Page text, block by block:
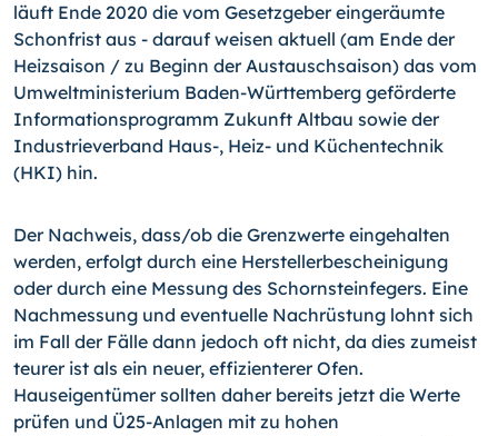
läuft Ende 2020 die vom Gesetzgeber eingeräumte
Schonfrist aus - darauf weisen aktuell (am Ende der
Heizsaison / zu Beginn der Austauschsaison) das vom
Umweltministerium Baden-Württemberg geförderte
Informationsprogramm Zukunft Altbau sowie der
Industrieverband Haus-, Heiz- und Küchentechnik
(HKI) hin.
Der Nachweis, dass/ob die Grenzwerte eingehalten
werden, erfolgt durch eine Herstellerbescheinigung
oder durch eine Messung des Schornsteinfegers. Eine
Nachmessung und eventuelle Nachrüstung lohnt sich
im Fall der Fälle dann jedoch oft nicht, da dies zumeist
teurer ist als ein neuer, effizienterer Ofen.
Hauseigentümer sollten daher bereits jetzt die Werte
prüfen und Ü25-Anlagen mit zu hohen